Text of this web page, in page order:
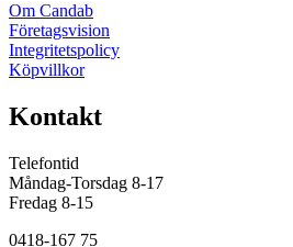
Om Candab
Företagsvision
Integritetspolicy
Köpvillkor
Kontakt
Telefontid
Måndag-Torsdag 8-17
Fredag 8-15
0418-167 75